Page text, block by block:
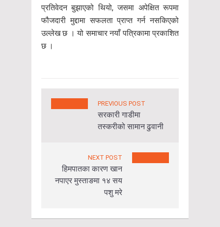
प्रतिवेदन बुझाएको थियो, जसमा अपेक्षित रूपमा
फौजदारी मुद्दामा सफलता प्राप्त गर्न नसकिएको
उल्लेख छ । यो समाचार नयाँ पत्रिकामा प्रकाशित
छ ।
PREVIOUS POST
सरकारी गाडीमा
तस्करीको सामान ढुवानी
NEXT POST
हिमपातका कारण खान
नपाएर मुस्ताङमा १४ सय
पशु मरे